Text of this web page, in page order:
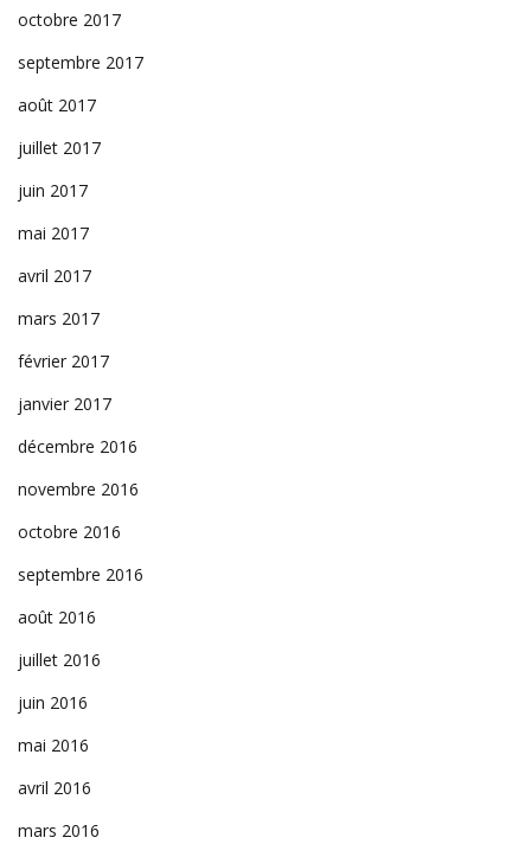
octobre 2017
septembre 2017
août 2017
juillet 2017
juin 2017
mai 2017
avril 2017
mars 2017
février 2017
janvier 2017
décembre 2016
novembre 2016
octobre 2016
septembre 2016
août 2016
juillet 2016
juin 2016
mai 2016
avril 2016
mars 2016